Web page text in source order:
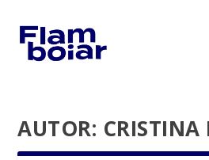
AUTOR: CRISTINA